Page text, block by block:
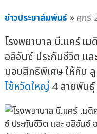
ข่าวประชาสัมพันธ์ » ศุกร์
โรงพยาบาล บี.แคร์ เ
อลิอันซ์ ประกันชีวิต และ
มอบสิทธิพิเศษ ให้กับ
ไข้หวัดใหญ่ 4 สายพันธุ์